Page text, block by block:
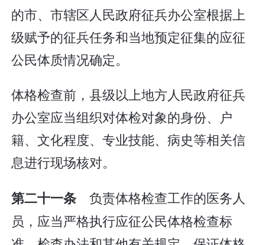
的市、市辖区人民政府征兵办公室根据上
级赋予的征兵任务和当地预定征集的应征
公民体质情况确定。
体格检查前，县级以上地方人民政府征兵
办公室应当组织对体检对象的身份、户
籍、文化程度、专业技能、病史等相关信
息进行现场核对。
第二十一条 负责体格检查工作的医务人
员，应当严格执行应征公民体格检查标